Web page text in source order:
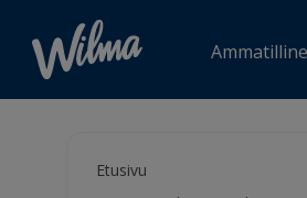
Etusivu